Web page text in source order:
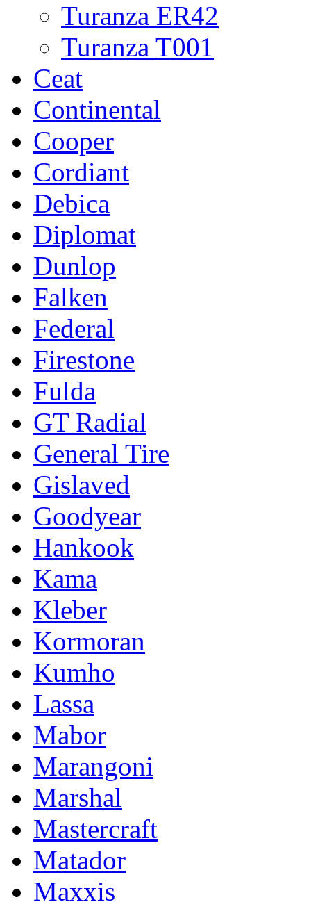
Turanza ER42
Turanza T001
Ceat
Continental
Cooper
Cordiant
Debica
Diplomat
Dunlop
Falken
Federal
Firestone
Fulda
GT Radial
General Tire
Gislaved
Goodyear
Hankook
Kama
Kleber
Kormoran
Kumho
Lassa
Mabor
Marangoni
Marshal
Mastercraft
Matador
Maxxis